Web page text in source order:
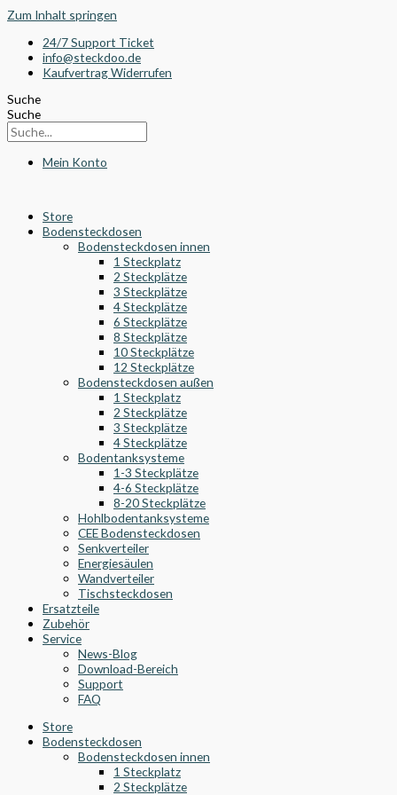
Zum Inhalt springen
24/7 Support Ticket
info@steckdoo.de
Kaufvertrag Widerrufen
Suche
Suche
Mein Konto
Store
Bodensteckdosen
Bodensteckdosen innen
1 Steckplatz
2 Steckplätze
3 Steckplätze
4 Steckplätze
6 Steckplätze
8 Steckplätze
10 Steckplätze
12 Steckplätze
Bodensteckdosen außen
1 Steckplatz
2 Steckplätze
3 Steckplätze
4 Steckplätze
Bodentanksysteme
1-3 Steckplätze
4-6 Steckplätze
8-20 Steckplätze
Hohlbodentanksysteme
CEE Bodensteckdosen
Senkverteiler
Energiesäulen
Wandverteiler
Tischsteckdosen
Ersatzteile
Zubehör
Service
News-Blog
Download-Bereich
Support
FAQ
Store
Bodensteckdosen
Bodensteckdosen innen
1 Steckplatz
2 Steckplätze